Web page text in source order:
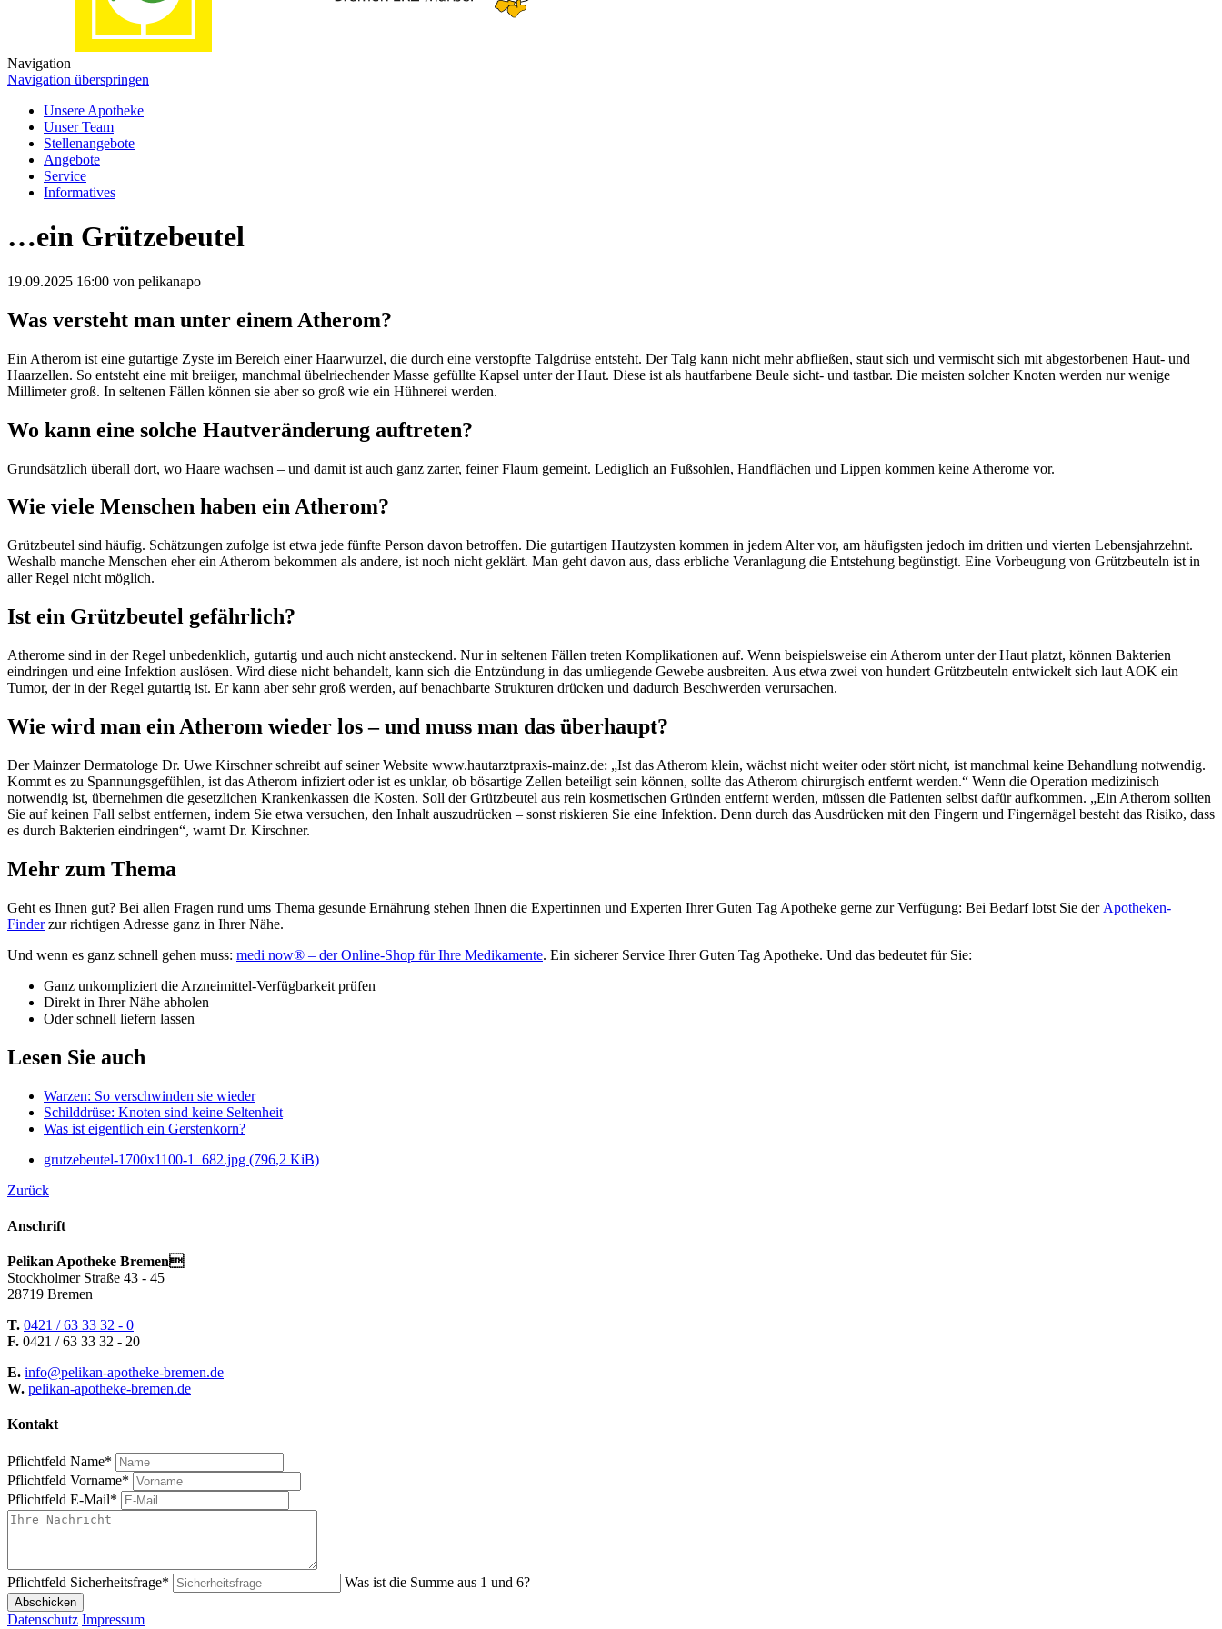
Navigation
Navigation überspringen
Unsere Apotheke
Unser Team
Stellenangebote
Angebote
Service
Informatives
…ein Grützebeutel
19.09.2025 16:00 von pelikanapo
Was versteht man unter einem Atherom?
Ein Atherom ist eine gutartige Zyste im Bereich einer Haarwurzel, die durch eine verstopfte Talgdrüse entsteht. Der Talg kann nicht mehr abfließen, staut sich und vermischt sich mit abgestorbenen Haut- und
Haarzellen. So entsteht eine mit breiiger, manchmal übelriechender Masse gefüllte Kapsel unter der Haut. Diese ist als hautfarbene Beule sicht- und tastbar. Die meisten solcher Knoten werden nur wenige
Millimeter groß. In seltenen Fällen können sie aber so groß wie ein Hühnerei werden.
Wo kann eine solche Hautveränderung auftreten?
Grundsätzlich überall dort, wo Haare wachsen – und damit ist auch ganz zarter, feiner Flaum gemeint. Lediglich an Fußsohlen, Handflächen und Lippen kommen keine Atherome vor.
Wie viele Menschen haben ein Atherom?
Grützbeutel sind häufig. Schätzungen zufolge ist etwa jede fünfte Person davon betroffen. Die gutartigen Hautzysten kommen in jedem Alter vor, am häufigsten jedoch im dritten und vierten Lebensjahrzehnt.
Weshalb manche Menschen eher ein Atherom bekommen als andere, ist noch nicht geklärt. Man geht davon aus, dass erbliche Veranlagung die Entstehung begünstigt. Eine Vorbeugung von Grützbeuteln ist in
aller Regel nicht möglich.
Ist ein Grützbeutel gefährlich?
Atherome sind in der Regel unbedenklich, gutartig und auch nicht ansteckend. Nur in seltenen Fällen treten Komplikationen auf. Wenn beispielsweise ein Atherom unter der Haut platzt, können Bakterien
eindringen und eine Infektion auslösen. Wird diese nicht behandelt, kann sich die Entzündung in das umliegende Gewebe ausbreiten. Aus etwa zwei von hundert Grützbeuteln entwickelt sich laut AOK ein
Tumor, der in der Regel gutartig ist. Er kann aber sehr groß werden, auf benachbarte Strukturen drücken und dadurch Beschwerden verursachen.
Wie wird man ein Atherom wieder los – und muss man das überhaupt?
Der Mainzer Dermatologe Dr. Uwe Kirschner schreibt auf seiner Website www.hautarztpraxis-mainz.de: „Ist das Atherom klein, wächst nicht weiter oder stört nicht, ist manchmal keine Behandlung notwendig.
Kommt es zu Spannungsgefühlen, ist das Atherom infiziert oder ist es unklar, ob bösartige Zellen beteiligt sein können, sollte das Atherom chirurgisch entfernt werden.“ Wenn die Operation medizinisch
notwendig ist, übernehmen die gesetzlichen Krankenkassen die Kosten. Soll der Grützbeutel aus rein kosmetischen Gründen entfernt werden, müssen die Patienten selbst dafür aufkommen. „Ein Atherom sollten
Sie auf keinen Fall selbst entfernen, indem Sie etwa versuchen, den Inhalt auszudrücken – sonst riskieren Sie eine Infektion. Denn durch das Ausdrücken mit den Fingern und Fingernägel besteht das Risiko, dass
es durch Bakterien eindringen“, warnt Dr. Kirschner.
Mehr zum Thema
Geht es Ihnen gut? Bei allen Fragen rund ums Thema gesunde Ernährung stehen Ihnen die Expertinnen und Experten Ihrer Guten Tag Apotheke gerne zur Verfügung: Bei Bedarf lotst Sie der Apotheken-
Finderzur richtigen Adresse ganz in Ihrer Nähe.
Und wenn es ganz schnell gehen muss: medi now® – der Online-Shop für Ihre Medikamente. Ein sicherer Service Ihrer Guten Tag Apotheke. Und das bedeutet für Sie:
Ganz unkompliziert die Arzneimittel-Verfügbarkeit prüfen
Direkt in Ihrer Nähe abholen
Oder schnell liefern lassen
Lesen Sie auch
Warzen: So verschwinden sie wieder
Schilddrüse: Knoten sind keine Seltenheit
Was ist eigentlich ein Gerstenkorn?
grutzebeutel-1700x1100-1_682.jpg (796,2 KiB)
Zurück
Anschrift
Pelikan Apotheke Bremen
Stockholmer Straße 43 - 45
28719 Bremen
T. 0421 / 63 33 32 - 0
F. 0421 / 63 33 32 - 20
E. info@pelikan-apotheke-bremen.de
W. pelikan-apotheke-bremen.de
Kontakt
Pflichtfeld Name*
Pflichtfeld Vorname*
Pflichtfeld E-Mail*
Pflichtfeld Sicherheitsfrage* Was ist die Summe aus 1 und 6?
Abschicken
Datenschutz Impressum